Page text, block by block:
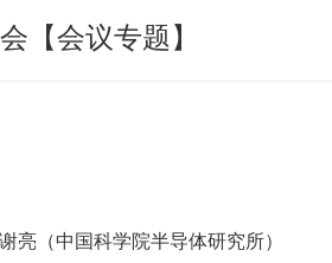
【会议专题】
（中国科学院半导体研究所）